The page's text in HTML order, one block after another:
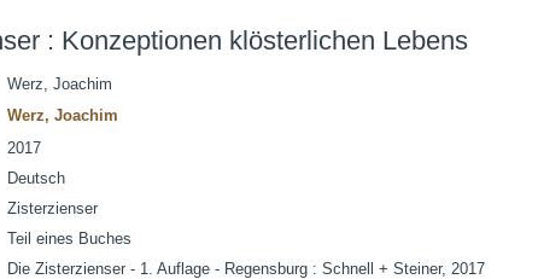
: Konzeptionen klösterlichen Lebens
Werz, Joachim
Werz, Joachim
2017
Deutsch
Zisterzienser
Teil eines Buches
Die Zisterzienser - 1. Auflage - Regensburg : Schnell + Steiner, 2017